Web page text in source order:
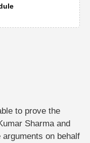
to prove the
Sharma and
on behalf